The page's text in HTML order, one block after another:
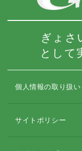
ぎょさ
として
個人情報の取り扱い
サイトポリシー